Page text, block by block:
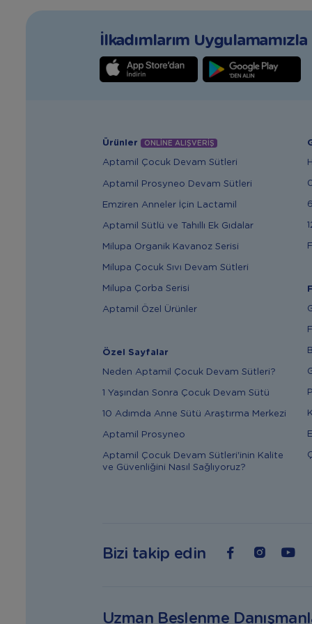
İlkadımlarım Uygulamamızla
Ürünler ONLİNE ALIŞVERİŞ
Aptamil Çocuk Devam Sütleri
Aptamil Prosyneo Devam Sütleri
Emziren Anneler İçin Lactamil
Aptamil Sütlü ve Tahıllı Ek Gıdalar
Milupa Organik Kavanoz Serisi
Milupa Çocuk Sıvı Devam Sütleri
Milupa Çorba Serisi
Aptamil Özel Ürünler
Özel Sayfalar
Neden Aptamil Çocuk Devam Sütleri?
1 Yaşından Sonra Çocuk Devam Sütü
10 Adımda Anne Sütü Araştırma Merkezi
Aptamil Prosyneo
Aptamil Çocuk Devam Sütleri'inin Kalite
ve Güvenliğini Nasıl Sağlıyoruz?
Bizi takip edin
Uzman Beslenme